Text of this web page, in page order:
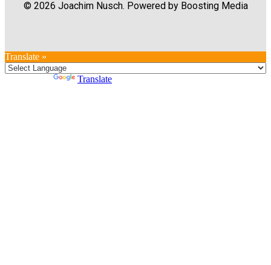
© 2026 Joachim Nusch. Powered by Boosting Media
Translate »
Translate